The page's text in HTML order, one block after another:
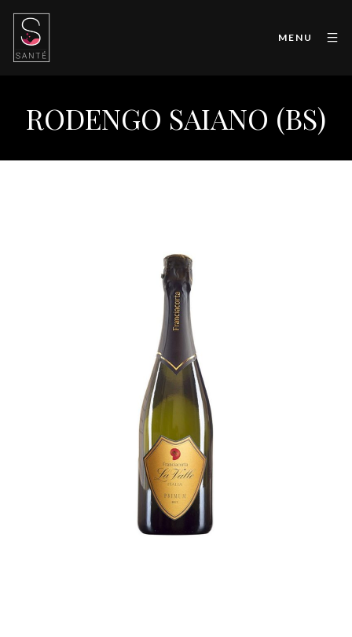
MENU
RODENGO SAIANO (BS)
Primum Brut D.O.C.G.
FRANCIACORTA La Valle
ADD TO CART